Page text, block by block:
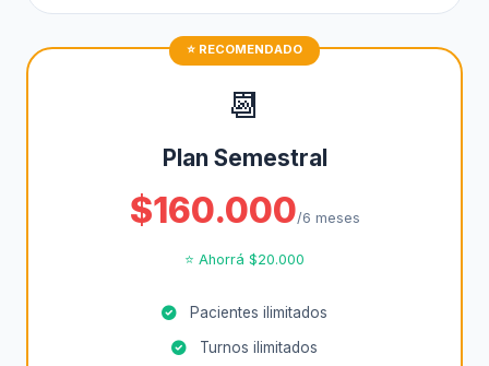
📆
Plan Semestral
$160.000/6 meses
⭐ Ahorrá $20.000
Pacientes ilimitados
Turnos ilimitados